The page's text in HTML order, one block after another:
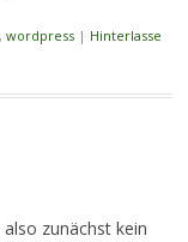
wordpress | Hinterlasse
zunächst kein